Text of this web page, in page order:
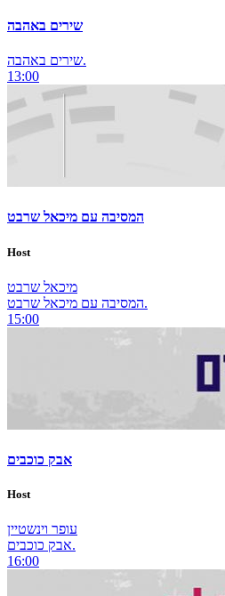
שירים באהבה
שירים באהבה.
13:00
המסיבה עם מיכאל שרבט
Host
מיכאל שרבט
המסיבה עם מיכאל שרבט.
15:00
אבק כוכבים
Host
עופר וינשטיין
אבק כוכבים.
16:00